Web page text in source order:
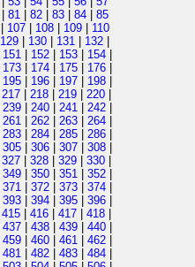
| 81 | 82 | 83 | 84 | 85
| 107 | 108 | 109 | 110
129 | 130 | 131 | 132 |
151 | 152 | 153 | 154 |
173 | 174 | 175 | 176 |
195 | 196 | 197 | 198 |
217 | 218 | 219 | 220 |
239 | 240 | 241 | 242 |
261 | 262 | 263 | 264 |
283 | 284 | 285 | 286 |
305 | 306 | 307 | 308 |
327 | 328 | 329 | 330 |
349 | 350 | 351 | 352 |
371 | 372 | 373 | 374 |
393 | 394 | 395 | 396 |
415 | 416 | 417 | 418 |
437 | 438 | 439 | 440 |
459 | 460 | 461 | 462 |
481 | 482 | 483 | 484 |